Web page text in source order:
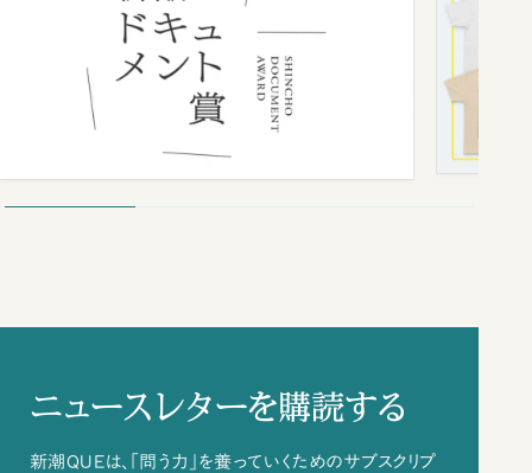
ニュースレターを購読する
新潮QUEは、「問う力」を養っていくためのサブスクリプ